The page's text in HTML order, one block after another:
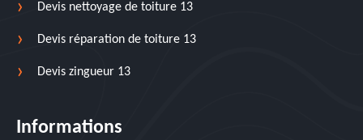
Devis nettoyage de toiture 13
Devis réparation de toiture 13
Devis zingueur 13
Informations